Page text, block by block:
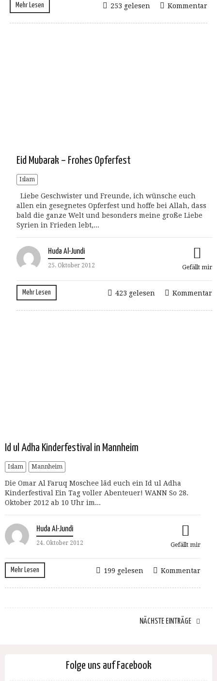
Mehr Lesen Kommentar
253 gelesen
Eid Mubarak – Frohes Opferfest
Islam
Liebe Geschwister und Freunde, ich wünsche euch
allen ein gesegnetes Opferfest und hoffe bei Allah, dass
bald die ganze Welt und besonders meine große Liebe
Syrien in Frieden lebt,...
Huda Al-Jundi
25. Oktober 2012 Gefällt mir
Mehr Lesen Kommentar
423 gelesen
Id ul Adha Kinderfestival in Mannheim
Islam Mannheim
Die Omar Al Faruq Moschee läd euch ein Id ul Adha
Kinderfestival Ein Tag voller Abenteuer! WANN So 28.
Oktober 2012 ab 10 Uhr im...
Huda Al-Jundi
24. Oktober 2012 Gefällt mir
Mehr Lesen Kommentar
199 gelesen
NÄCHSTE EINTRÄGE
Folge uns auf Facebook